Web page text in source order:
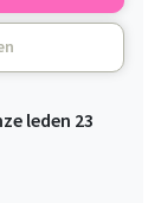
leden 23